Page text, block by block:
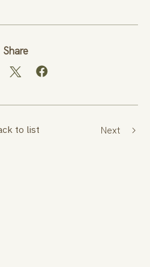
Share
to list Next